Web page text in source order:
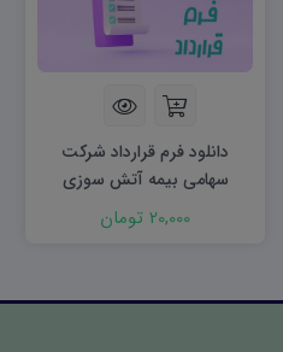
دانلود فرم قرارداد شرکت
سهامی بیمه آتش سوزی
20,000 تومان